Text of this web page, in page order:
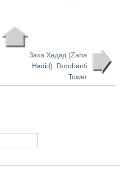
Заха Хадид (Zaha
Hadid): Dorobanti
Tower